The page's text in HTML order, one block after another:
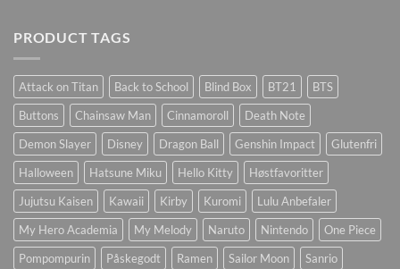
PRODUCT TAGS
Attack on Titan Back to School Blind Box BT21
BTS
Buttons
Chainsaw Man Cinnamoroll
Death Note
Demon Slayer
Disney Dragon Ball Genshin Impact
Glutenfri
Halloween
Hatsune Miku Hello Kitty
Høstfavoritter
Jujutsu Kaisen
Kawaii Kirby Kuromi
Lulu Anbefaler
My Hero Academia
My Melody Naruto Nintendo
One Piece
Pompompurin
Påskegodt Ramen Sailor Moon
Sanrio